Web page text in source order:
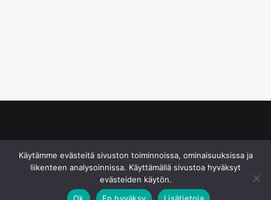
Käytämme evästeitä sivuston toiminnoissa, ominaisuuksissa ja
liikenteen analysoinnissa. Käyttämällä sivustoa hyväksyt
evästeiden käytön.
Ok
En hyväksy Lisätietoja